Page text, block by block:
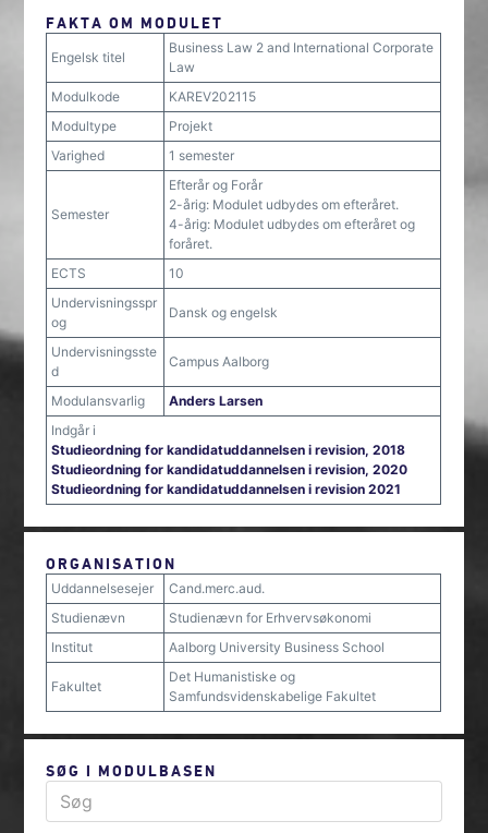
FAKTA OM MODULET
Engelsk titel
Business Law 2 and International Corporate
Law
Modulkode
KAREV202115
Modultype
Projekt
Varighed
1 semester
Semester
Efterår og Forår
2-årig: Modulet udbydes om efteråret.
4-årig: Modulet udbydes om efteråret og
foråret.
ECTS
10
Undervisningsspr
og
Dansk og engelsk
Undervisningsste
d
Campus Aalborg
Modulansvarlig
Anders Larsen
Indgår i
Studieordning for kandidatuddannelsen i revision, 2018
Studieordning for kandidatuddannelsen i revision, 2020
Studieordning for kandidatuddannelsen i revision 2021
ORGANISATION
Uddannelsesejer
Cand.merc.aud.
Studienævn
Studienævn for Erhvervsøkonomi
Institut
Aalborg University Business School
Fakultet
Det Humanistiske og
Samfundsvidenskabelige Fakultet
SØG I MODULBASEN